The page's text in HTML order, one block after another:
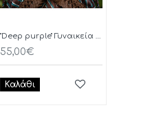
"Deep purple" Γυναικεία Ζώνη
55,00€
Καλάθι